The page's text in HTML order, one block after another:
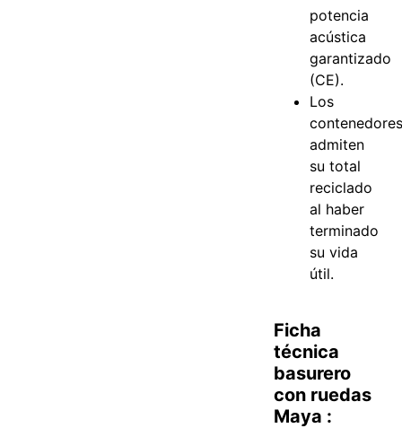
potencia
acústica
garantizado
(CE).
Los
admiten
su total
reciclado
al haber
terminado
su vida
útil.
Ficha
técnica
basurero
con ruedas
Maya :